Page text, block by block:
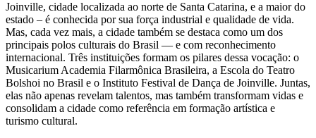
Joinville, cidade localizada ao norte de Santa Catarina, e a maior do
estado – é conhecida por sua força industrial e qualidade de vida.
Mas, cada vez mais, a cidade também se destaca como um dos
principais polos culturais do Brasil — e com reconhecimento
internacional. Três instituições formam os pilares dessa vocação: o
Musicarium Academia Filarmônica Brasileira, a Escola do Teatro
Bolshoi no Brasil e o Instituto Festival de Dança de Joinville. Juntas,
elas não apenas revelam talentos, mas também transformam vidas e
consolidam a cidade como referência em formação artística e
turismo cultural.